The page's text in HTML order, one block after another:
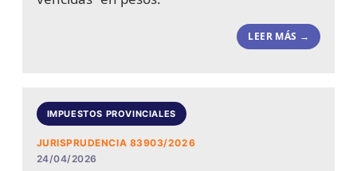
LEER MÁS →
IMPUESTOS PROVINCIALES
JURISPRUDENCIA 83903/2026
24/04/2026